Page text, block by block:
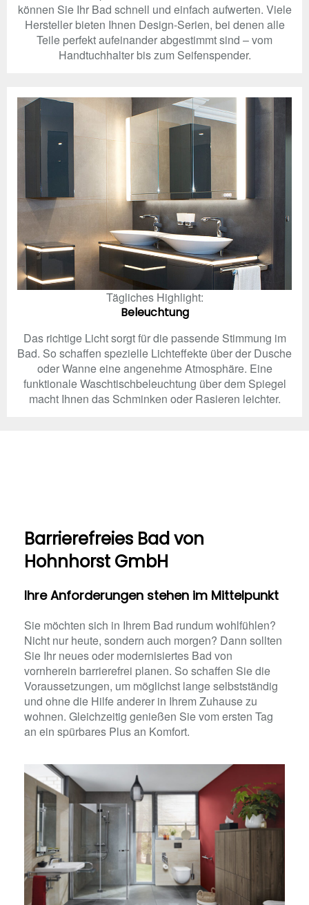
können Sie Ihr Bad schnell und einfach aufwerten. Viele
Hersteller bieten Ihnen Design-Serien, bei denen alle
Teile perfekt aufeinander abgestimmt sind – vom
Handtuchhalter bis zum Seifenspender.
Tägliches Highlight:
Beleuchtung
Das richtige Licht sorgt für die passende Stimmung im
Bad. So schaffen spezielle Lichteffekte über der Dusche
oder Wanne eine angenehme Atmosphäre. Eine
funktionale Waschtischbeleuchtung über dem Spiegel
macht Ihnen das Schminken oder Rasieren leichter.
Barrierefreies Bad von
Hohnhorst GmbH
Ihre Anforderungen stehen im Mittelpunkt
Sie möchten sich in Ihrem Bad rundum wohlfühlen?
Nicht nur heute, sondern auch morgen? Dann sollten
Sie Ihr neues oder modernisiertes Bad von
vornherein barrierefrei planen. So schaffen Sie die
Voraussetzungen, um möglichst lange selbstständig
und ohne die Hilfe anderer in Ihrem Zuhause zu
wohnen. Gleichzeitig genießen Sie vom ersten Tag
an ein spürbares Plus an Komfort.